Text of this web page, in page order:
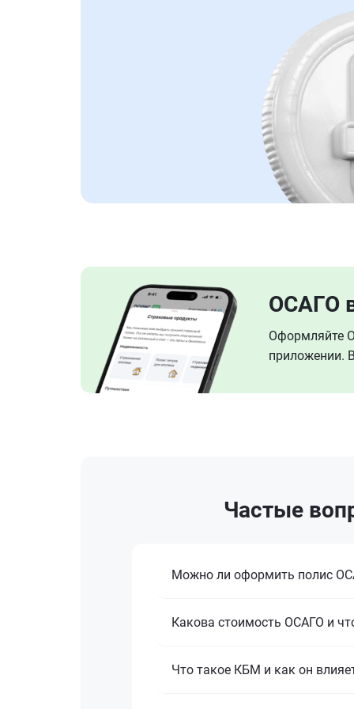
ОСАГО
Оформляйте
приложении.
Частые
Можно ли оформить полис
Какова стоимость ОСАГО и
Что такое КБМ и как он